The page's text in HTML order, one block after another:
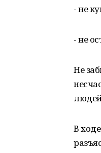
- не
- не
Не
В